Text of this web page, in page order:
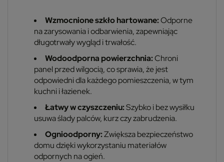
Wzmocnione szkło hartowane:Odporne
na zarysowania i odbarwienia, zapewniając
długotrwały wygląd i trwałość.
Wodoodporna powierzchnia:Chroni
panel przed wilgocią, co sprawia, że jest
odpowiedni dla każdego pomieszczenia, w tym
kuchni i łazienek.
Łatwy w czyszczeniu:Szybko i bez wysiłku
usuwa ślady palców, kurz czy zabrudzenia.
Ognioodporny:Zwiększa bezpieczeństwo
domu dzięki wykorzystaniu materiałów
odpornych na ogień.